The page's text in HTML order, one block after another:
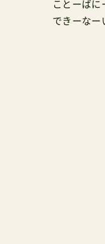
ことーばに
できーなー